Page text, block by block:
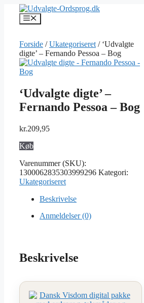
indhold
Menu
Forside /Ukategoriseret / ‘Udvalgte
digte’ – Fernando Pessoa – Bog
‘Udvalgte digte’ –
Fernando Pessoa – Bog
kr.209,95
Køb
Varenummer (SKU):
1300062835303999296 Kategori:
Ukategoriseret
Beskrivelse
Anmeldelser (0)
Beskrivelse